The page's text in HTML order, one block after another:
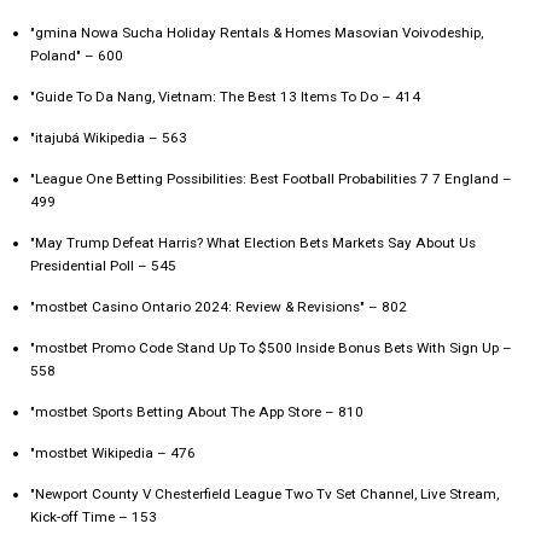
"gmina Nowa Sucha Holiday Rentals & Homes Masovian Voivodeship,
Poland" – 600
"Guide To Da Nang, Vietnam: The Best 13 Items To Do – 414
"itajubá Wikipedia – 563
"League One Betting Possibilities: Best Football Probabilities 7 7 England –
499
"May Trump Defeat Harris? What Election Bets Markets Say About Us
Presidential Poll – 545
"mostbet Casino Ontario 2024: Review & Revisions" – 802
"mostbet Promo Code Stand Up To $500 Inside Bonus Bets With Sign Up –
558
"‎mostbet Sports Betting About The App Store – 810
"mostbet Wikipedia – 476
"Newport County V Chesterfield League Two Tv Set Channel, Live Stream,
Kick-off Time – 153